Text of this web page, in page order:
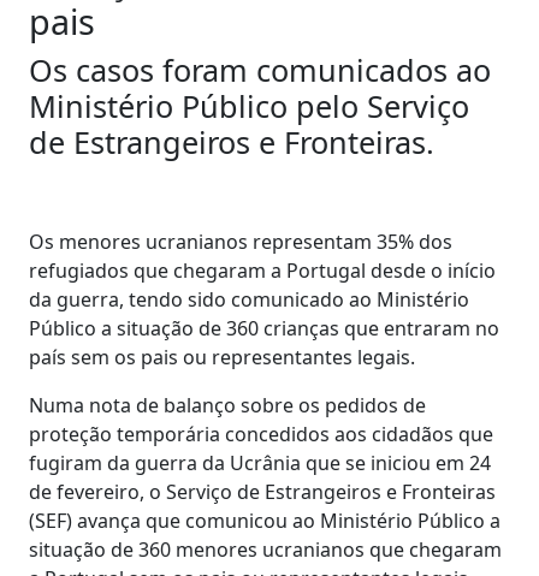
pais
Os casos foram comunicados ao
Ministério Público pelo Serviço
de Estrangeiros e Fronteiras.
Os menores ucranianos representam 35% dos
refugiados que chegaram a Portugal desde o início
da guerra, tendo sido comunicado ao Ministério
Público a situação de 360 crianças que entraram no
país sem os pais ou representantes legais.
Numa nota de balanço sobre os pedidos de
proteção temporária concedidos aos cidadãos que
fugiram da guerra da Ucrânia que se iniciou em 24
de fevereiro, o Serviço de Estrangeiros e Fronteiras
(SEF) avança que comunicou ao Ministério Público a
situação de 360 menores ucranianos que chegaram